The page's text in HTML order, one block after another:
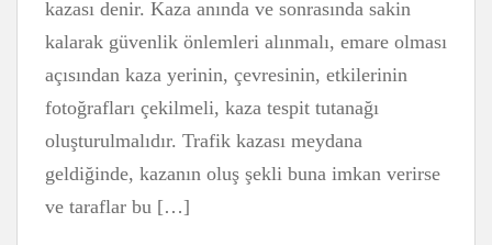
kazası denir. Kaza anında ve sonrasında sakin
kalarak güvenlik önlemleri alınmalı, emare olması
açısından kaza yerinin, çevresinin, etkilerinin
fotoğrafları çekilmeli, kaza tespit tutanağı
oluşturulmalıdır. Trafik kazası meydana
geldiğinde, kazanın oluş şekli buna imkan verirse
ve taraflar bu […]